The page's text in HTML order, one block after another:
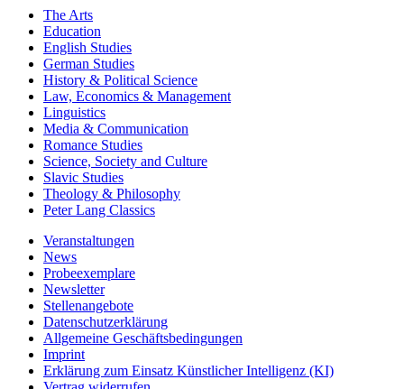
The Arts
Education
English Studies
German Studies
History & Political Science
Law, Economics & Management
Linguistics
Media & Communication
Romance Studies
Science, Society and Culture
Slavic Studies
Theology & Philosophy
Peter Lang Classics
Veranstaltungen
News
Probeexemplare
Newsletter
Stellenangebote
Datenschutzerklärung
Allgemeine Geschäftsbedingungen
Imprint
Erklärung zum Einsatz Künstlicher Intelligenz (KI)